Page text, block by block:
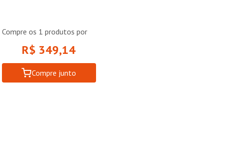
Compre os 1 produtos por
R$ 349,14
Compre junto